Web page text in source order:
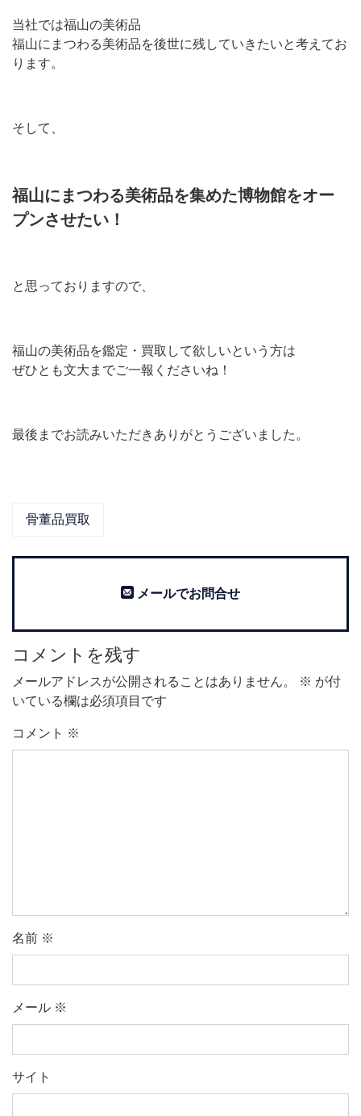
当社では福山の美術品
福山にまつわる美術品を後世に残していきたいと考えてお
ります。
そして、
福山にまつわる美術品を集めた博物館をオー
プンさせたい！
と思っておりますので、
福山の美術品を鑑定・買取して欲しいという方は
ぜひとも文大までご一報くださいね！
最後までお読みいただきありがとうございました。
骨董品買取
メールでお問合せ
コメントを残す
メールアドレスが公開されることはありません。 ※ が付
いている欄は必須項目です
コメント ※
名前 ※
メール ※
サイト